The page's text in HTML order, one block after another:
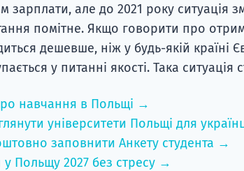
зарплати, але до 2021 року ситуація
помітне. Якщо говорити про
дешевше, ніж у будь-якій країні
у питанні якості. Така
навчання в Польщі →
університети Польщі для
заповнити Анкету студента →
у Польщу 2027 без стресу →